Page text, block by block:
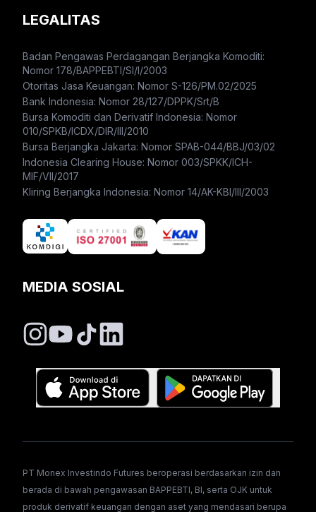
LEGALITAS
Badan Pengawas Perdagangan Berjangka Komoditi:
Nomor 178/BAPPEBTI/SI/I/2003
Otoritas Jasa Keuangan: Nomor S-126/PM.02/2025
Bank Indonesia: Nomor 28/127/DPPK/Srt/B
Bursa Komoditi dan Derivatif Indonesia: Nomor
010/SPKB/ICDX/DIR/III/2010
Bursa Berjangka Jakarta: Nomor SPAB-044/BBJ/03/02
Indonesia Clearing House: Nomor 003/SPKK/ICH-
MIF/VII/2017
Kliring Berjangka Indonesia: Nomor 14/AK-KBI/III/2003
MEDIA SOSIAL
PT Monex Investindo Futures beroperasi berdasarkan izin dan
berada di bawah pengawasan BAPPEBTI, BI, serta OJK untuk
produk derivatif keuangan dengan aset yang mendasari berupa